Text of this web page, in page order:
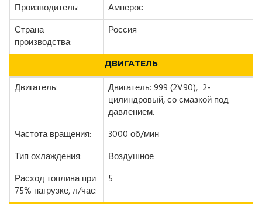
Производитель:
Амперос
Страна
производства:
Россия
ДВИГАТЕЛЬ
Двигатель:
Двигатель: 999 (2V90), 2-
цилиндровый, со смазкой под
давлением.
Частота вращения:
3000 об/мин
Тип охлаждения:
Воздушное
Расход топлива при
75% нагрузке, л/час:
5